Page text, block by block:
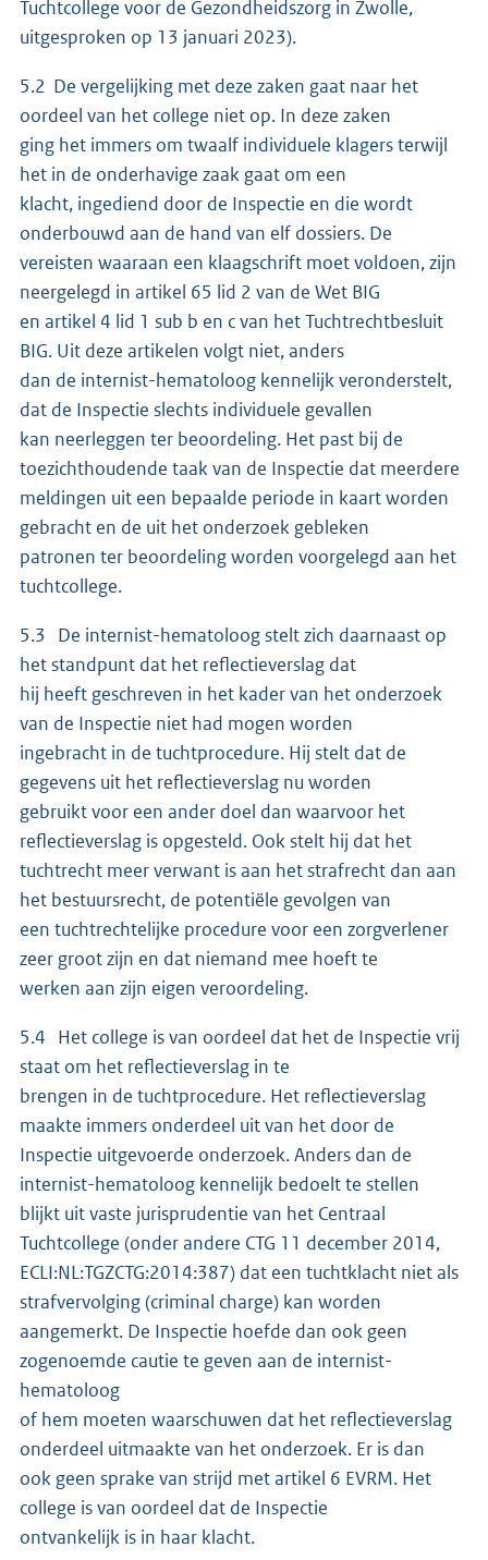
Tuchtcollege voor de Gezondheidszorg in Zwolle,
uitgesproken op 13 januari 2023).
5.2 De vergelijking met deze zaken gaat naar het
oordeel van het college niet op. In deze zaken
ging het immers om twaalf individuele klagers terwijl
het in de onderhavige zaak gaat om een
klacht, ingediend door de Inspectie en die wordt
onderbouwd aan de hand van elf dossiers. De
vereisten waaraan een klaagschrift moet voldoen, zijn
neergelegd in artikel 65 lid 2 van de Wet BIG
en artikel 4 lid 1 sub b en c van het Tuchtrechtbesluit
BIG. Uit deze artikelen volgt niet, anders
dan de internist-hematoloog kennelijk veronderstelt,
dat de Inspectie slechts individuele gevallen
kan neerleggen ter beoordeling. Het past bij de
toezichthoudende taak van de Inspectie dat meerdere
meldingen uit een bepaalde periode in kaart worden
gebracht en de uit het onderzoek gebleken
patronen ter beoordeling worden voorgelegd aan het
tuchtcollege.
5.3 De internist-hematoloog stelt zich daarnaast op
het standpunt dat het reflectieverslag dat
hij heeft geschreven in het kader van het onderzoek
van de Inspectie niet had mogen worden
ingebracht in de tuchtprocedure. Hij stelt dat de
gegevens uit het reflectieverslag nu worden
gebruikt voor een ander doel dan waarvoor het
reflectieverslag is opgesteld. Ook stelt hij dat het
tuchtrecht meer verwant is aan het strafrecht dan aan
het bestuursrecht, de potentiële gevolgen van
een tuchtrechtelijke procedure voor een zorgverlener
zeer groot zijn en dat niemand mee hoeft te
werken aan zijn eigen veroordeling.
5.4 Het college is van oordeel dat het de Inspectie vrij
staat om het reflectieverslag in te
brengen in de tuchtprocedure. Het reflectieverslag
maakte immers onderdeel uit van het door de
Inspectie uitgevoerde onderzoek. Anders dan de
internist-hematoloog kennelijk bedoelt te stellen
blijkt uit vaste jurisprudentie van het Centraal
Tuchtcollege (onder andere CTG 11 december 2014,
ECLI:NL:TGZCTG:2014:387) dat een tuchtklacht niet als
strafvervolging (criminal charge) kan worden
aangemerkt. De Inspectie hoefde dan ook geen
zogenoemde cautie te geven aan de internist-
hematoloog
of hem moeten waarschuwen dat het reflectieverslag
onderdeel uitmaakte van het onderzoek. Er is dan
ook geen sprake van strijd met artikel 6 EVRM. Het
college is van oordeel dat de Inspectie
ontvankelijk is in haar klacht.